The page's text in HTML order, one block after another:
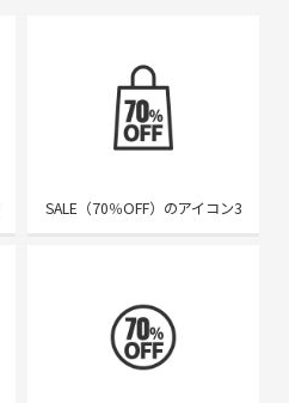
SALE（70％OFF）のアイコン3